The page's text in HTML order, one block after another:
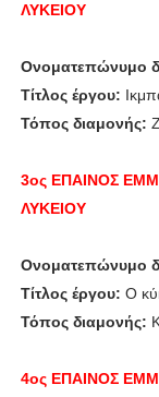
ΛΥΚΕΙΟΥ
Ονοματεπώνυμο
Τίτλος έργου:
Τόπος διαμονής:
3ος ΕΠΑΙΝΟΣ
ΛΥΚΕΙΟΥ
Ονοματεπώνυμο
Τίτλος έργου: Ο
Τόπος διαμονής:
4ος ΕΠΑΙΝΟΣ